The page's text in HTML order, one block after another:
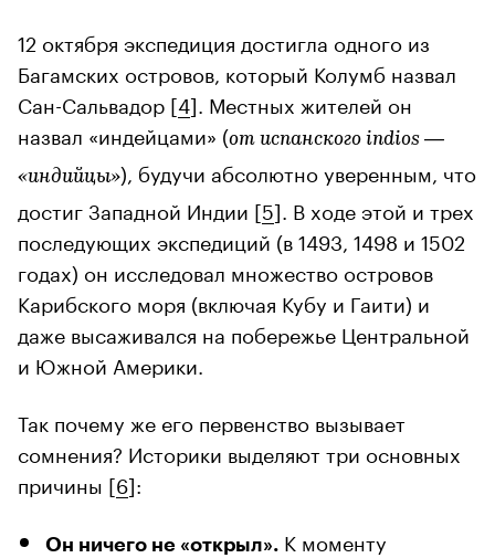
12 октября экспедиция достигла одного из
Багамских островов, который Колумб назвал
Сан-Сальвадор [4]. Местных жителей он
назвал «индейцами» (от испанского indios —
«индийцы»), будучи абсолютно уверенным, что
достиг Западной Индии [5]. В ходе этой и трех
последующих экспедиций (в 1493, 1498 и 1502
годах) он исследовал множество островов
Карибского моря (включая Кубу и Гаити) и
даже высаживался на побережье Центральной
и Южной Америки.
Так почему же его первенство вызывает
сомнения? Историки выделяют три основных
причины [6]:
Он ничего не «открыл». К моменту